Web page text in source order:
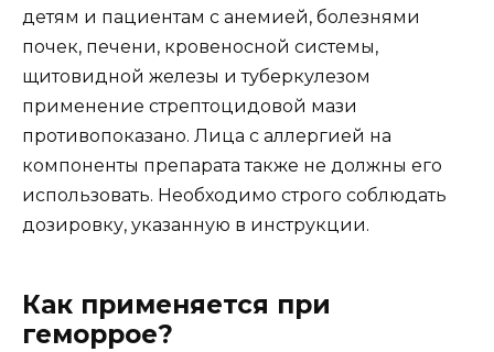
детям и пациентам с анемией, болезнями
почек, печени, кровеносной системы,
щитовидной железы и туберкулезом
применение стрептоцидовой мази
противопоказано. Лица с аллергией на
компоненты препарата также не должны его
использовать. Необходимо строго соблюдать
дозировку, указанную в инструкции.
Как применяется при
геморрое?